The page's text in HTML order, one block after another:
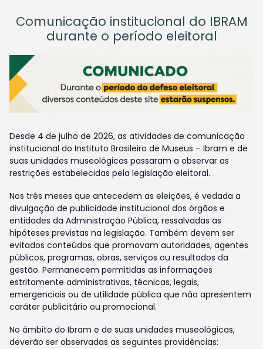
Comunicação institucional do IBRAM
durante o período eleitoral
Desde 4 de julho de 2026, as atividades de comunicação
institucional do Instituto Brasileiro de Museus – Ibram e de
suas unidades museológicas passaram a observar as
restrições estabelecidas pela legislação eleitoral.
Nos três meses que antecedem as eleições, é vedada a
divulgação de publicidade institucional dos órgãos e
entidades da Administração Pública, ressalvadas as
hipóteses previstas na legislação. Também devem ser
evitados conteúdos que promovam autoridades, agentes
públicos, programas, obras, serviços ou resultados da
gestão. Permanecem permitidas as informações
estritamente administrativas, técnicas, legais,
emergenciais ou de utilidade pública que não apresentem
caráter publicitário ou promocional.
No âmbito do Ibram e de suas unidades museológicas,
deverão ser observadas as seguintes providências: